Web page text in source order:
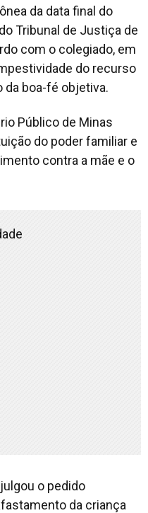
da data final do
Tribunal de Justiça de
com o colegiado, em
do recurso
boa-fé objetiva.
Público de Minas
do poder familiar e
contra a mãe e o
o pedido
da criança